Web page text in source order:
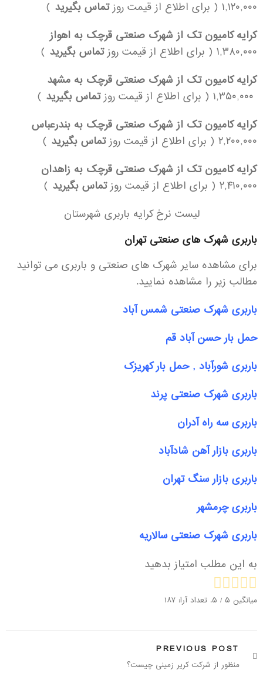
۱,۱۲۰,۰۰۰ ( برای اطلاع از قیمت روز تماس بگیرید )
کرایه کامیون تک از شهرک صنعتی قرچک به اهواز
۱,۳۸۰,۰۰۰ ( برای اطلاع از قیمت روز
تماس بگیرید )
کرایه کامیون تک از شهرک صنعتی قرچک به مشهد
تماس بگیرید )
کرایه کامیون تک از شهرک صنعتی قرچک به بندرعباس
۲,۲۰۰,۰۰۰ ( برای اطلاع از قیمت روز
تماس بگیرید )
کرایه کامیون تک از شهرک صنعتی قرچک به زاهدان
۲,۴۱۰,۰۰۰ ( برای اطلاع از قیمت روز
تماس بگیرید )
لیست نرخ کرایه باربری شهرستان
باربری شهرک های صنعتی تهران
برای مشاهده سایر شهرک های صنعتی و باربری می توانید
مطالب زیر را مشاهده نمایید.
باربری شهرک صنعتی شمس آباد
حمل بار حسن آباد قم
باربری شورآباد , حمل بار کهریزک
باربری شهرک صنعتی پرند
باربری سه راه آدران
باربری بازار آهن شادآباد
باربری بازار سنگ تهران
باربری چرمشهر
باربری شهرک صنعتی سالاریه
به این مطلب امتیاز بدهید
میانگین ۵ / ۵. تعداد آرا: ۱۸۷
PREVIOUS POST
منظور از شرکت کریر زمینی چیست؟